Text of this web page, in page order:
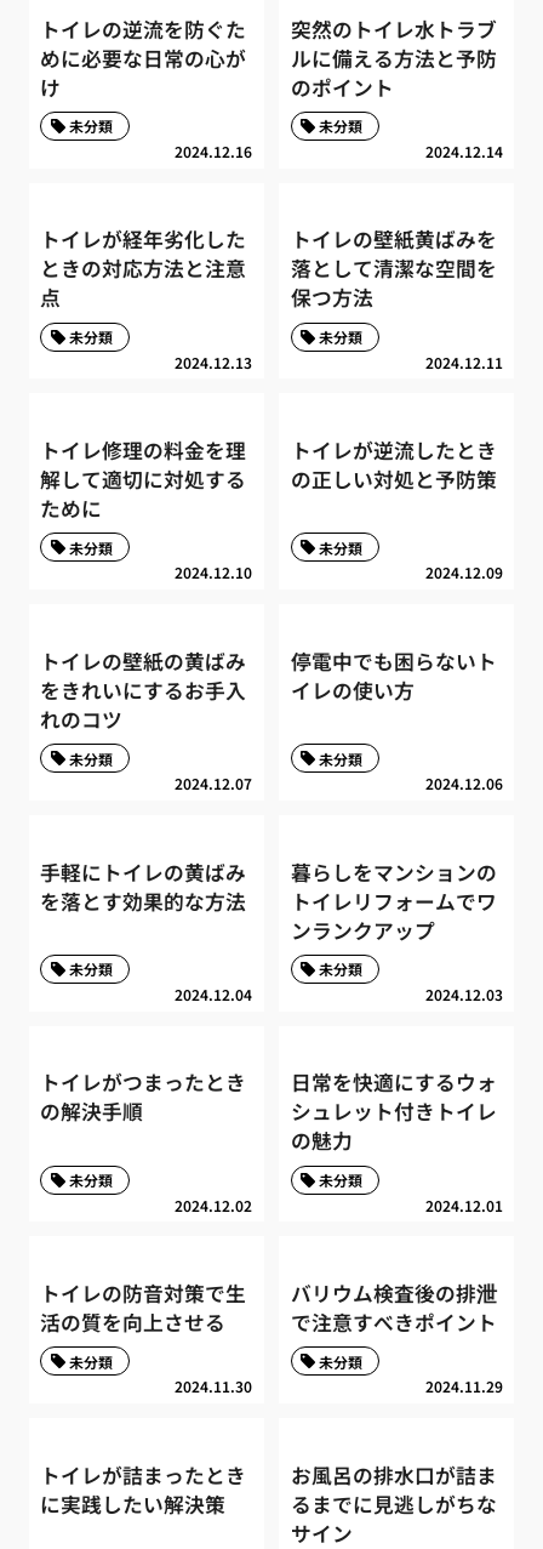
トイレの逆流を防ぐた
めに必要な日常の心が
け
2024.12.16
未分類
突然のトイレ水トラブ
ルに備える方法と予防
のポイント
2024.12.14
未分類
トイレが経年劣化した
ときの対応方法と注意
点
2024.12.13
未分類
トイレの壁紙黄ばみを
落として清潔な空間を
保つ方法
2024.12.11
未分類
トイレ修理の料金を理
解して適切に対処する
ために
2024.12.10
未分類
トイレが逆流したとき
の正しい対処と予防策
2024.12.09
未分類
トイレの壁紙の黄ばみ
をきれいにするお手入
れのコツ
2024.12.07
未分類
停電中でも困らないト
イレの使い方
2024.12.06
未分類
手軽にトイレの黄ばみ
を落とす効果的な方法
2024.12.04
未分類
暮らしをマンションの
トイレリフォームでワ
ンランクアップ
2024.12.03
未分類
トイレがつまったとき
の解決手順
2024.12.02
未分類
日常を快適にするウォ
シュレット付きトイレ
の魅力
2024.12.01
未分類
トイレの防音対策で生
活の質を向上させる
2024.11.30
未分類
バリウム検査後の排泄
で注意すべきポイント
2024.11.29
未分類
トイレが詰まったとき
に実践したい解決策
お風呂の排水口が詰ま
るまでに見逃しがちな
サイン